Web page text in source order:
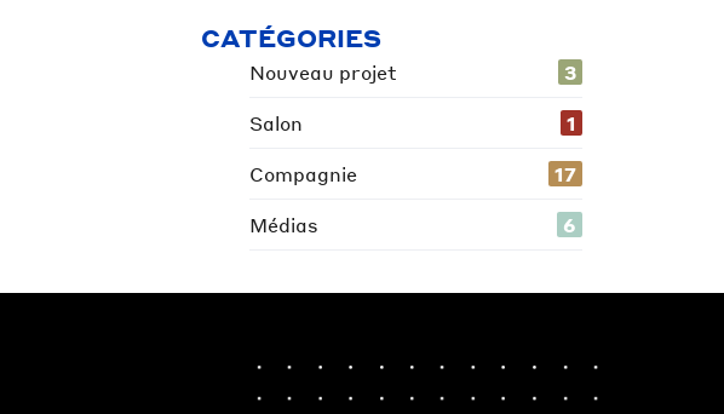
CATÉGORIES
Nouveau projet
3
Salon
1
Compagnie
17
Médias
6